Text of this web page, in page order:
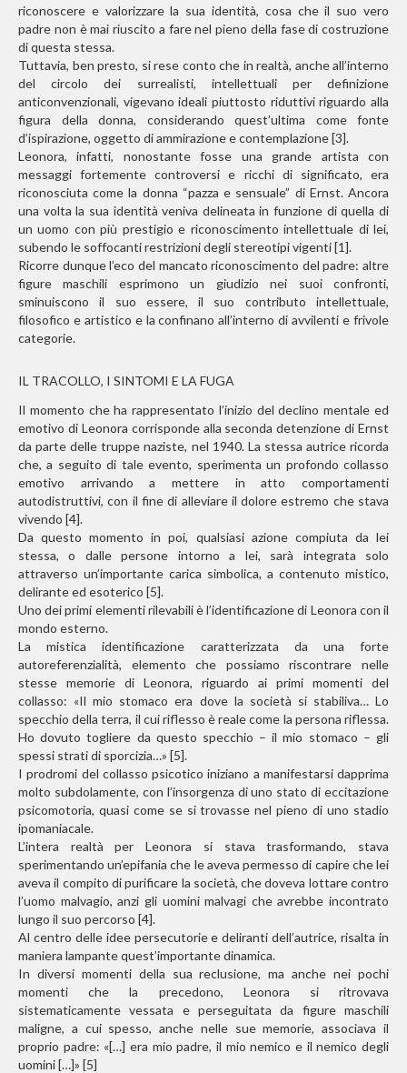
riconoscere e valorizzare la sua identità, cosa che il suo vero
padre non èmai riuscito a fare nel pieno della fase di costruzione
di questa stessa.
Tuttavia, ben presto, si rese conto che in realtà, anche all’interno
del circolo dei surrealisti, intellettuali per definizione
anticonvenzionali, vigevano ideali piuttosto riduttivi riguardo alla
figura della donna, considerando quest’ultima come fonte
d’ispirazione, oggetto di ammirazione e contemplazione [3].
Leonora, infatti, nonostante fosse una grande artista con
messaggi fortemente controversi e ricchi di significato, era
riconosciuta come la donna “pazza e sensuale” di Ernst. Ancora
una volta la sua identità veniva delineata in funzione di quella di
un uomo con più prestigio e riconoscimento intellettuale di lei,
subendo le soffocanti restrizioni degli stereotipi vigenti [1].
Ricorre dunque l’eco del mancato riconoscimento del padre: altre
figure maschili esprimono un giudizio nei suoi confronti,
sminuiscono il suo essere, il suo contributo intellettuale,
filosofico e artistico e la confinano all’interno di avvilenti e frivole
categorie.
IL TRACOLLO, I SINTOMI E LA FUGA
Il momento che ha rappresentato l’inizio del declino mentale ed
emotivo di Leonora corrisponde alla seconda detenzione di Ernst
da parte delle truppe naziste, nel 1940. La stessa autrice ricorda
che, a seguito di tale evento, sperimenta un profondo collasso
emotivo arrivando a mettere in atto comportamenti
autodistruttivi, con il fine di alleviare il dolore estremo che stava
vivendo [4].
Da questo momento in poi, qualsiasi azione compiuta da lei
stessa, o dalle persone intorno a lei, sarà integrata solo
attraverso un’importante carica simbolica, a contenuto mistico,
delirante ed esoterico [5].
Uno dei primi elementi rilevabili è l’identificazione di Leonora con il
mondo esterno.
La mistica identificazione caratterizzata da una forte
autoreferenzialità, elemento che possiamo riscontrare nelle
stesse memorie di Leonora, riguardo ai primi momenti del
collasso: «Il mio stomaco era dove la società si stabiliva… Lo
specchio della terra, il cui riflesso è reale come la persona riflessa.
Ho dovuto togliere da questo specchio – il mio stomaco – gli
spessi strati di sporcizia…» [5].
I prodromi del collasso psicotico iniziano a manifestarsi dapprima
molto subdolamente, con l’insorgenza di uno stato di eccitazione
psicomotoria, quasi come se si trovasse nel pieno di uno stadio
ipomaniacale.
L’intera realtà per Leonora si stava trasformando, stava
sperimentando un’epifania che le aveva permesso di capire che lei
aveva il compito di purificare la società, che doveva lottare contro
l’uomo malvagio, anzi gli uomini malvagi che avrebbe incontrato
lungo il suo percorso [4].
Al centro delle idee persecutorie e deliranti dell’autrice, risalta in
maniera lampante quest’importante dinamica.
In diversi momenti della sua reclusione, ma anche nei pochi
momenti che la precedono, Leonora si ritrovava
sistematicamente vessata e perseguitata da figure maschili
maligne, a cui spesso, anche nelle sue memorie, associava il
proprio padre: «[…] era mio padre, il mio nemico e il nemico degli
uomini […]» [5]